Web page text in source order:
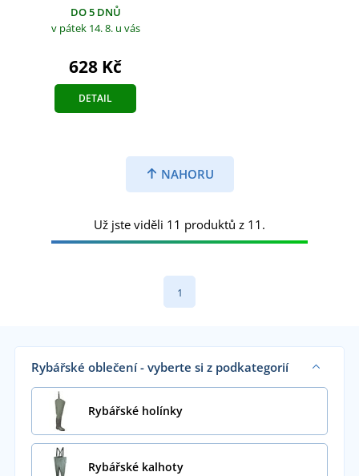
DO 5 DNŮ
v pátek 14. 8. u vás
628 Kč
DETAIL
NAHORU
Už jste viděli 11 produktů z 11.
1
Rybářské oblečení - vyberte si z podkategorií
Rybářské holínky
Rybářské kalhoty